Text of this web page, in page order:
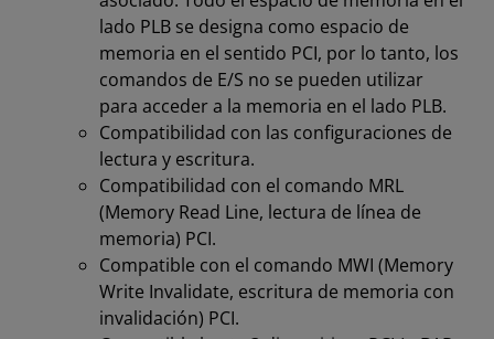
lado PLB se designa como espacio de
memoria en el sentido PCI, por lo tanto, los
comandos de E/S no se pueden utilizar
para acceder a la memoria en el lado PLB.
Compatibilidad con las configuraciones de
lectura y escritura.
Compatibilidad con el comando MRL
(Memory Read Line, lectura de línea de
memoria) PCI.
Compatible con el comando MWI (Memory
Write Invalidate, escritura de memoria con
invalidación) PCI.